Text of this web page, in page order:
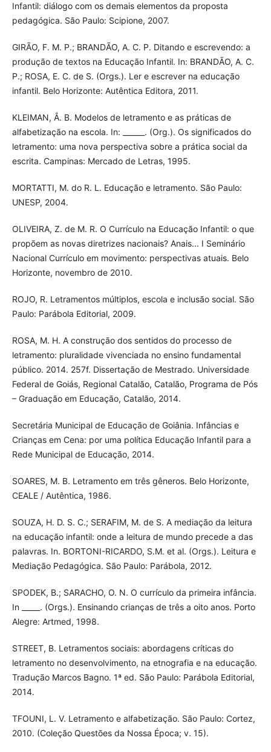
Infantil: diálogo com os demais elementos da proposta
pedagógica. São Paulo: Scipione, 2007.
GIRÃO, F. M. P.; BRANDÃO, A. C. P. Ditando e escrevendo: a
produção de textos na Educação Infantil. In: BRANDÃO, A. C.
P.; ROSA, E. C. de S. (Orgs.). Ler e escrever na educação
infantil. Belo Horizonte: Autêntica Editora, 2011.
KLEIMAN, Â. B. Modelos de letramento e as práticas de
alfabetização na escola. In: ______. (Org.). Os significados do
letramento: uma nova perspectiva sobre a prática social da
escrita. Campinas: Mercado de Letras, 1995.
MORTATTI, M. do R. L. Educação e letramento. São Paulo:
UNESP, 2004.
OLIVEIRA, Z. de M. R. O Currículo na Educação Infantil: o que
propõem as novas diretrizes nacionais? Anais... I Seminário
Nacional Currículo em movimento: perspectivas atuais. Belo
Horizonte, novembro de 2010.
ROJO, R. Letramentos múltiplos, escola e inclusão social. São
Paulo: Parábola Editorial, 2009.
ROSA, M. H. A construção dos sentidos do processo de
letramento: pluralidade vivenciada no ensino fundamental
público. 2014. 257f. Dissertação de Mestrado. Universidade
Federal de Goiás, Regional Catalão, Catalão, Programa de Pós
– Graduação em Educação, Catalão, 2014.
Secretária Municipal de Educação de Goiânia. Infâncias e
Crianças em Cena: por uma política Educação Infantil para a
Rede Municipal de Educação, 2014.
SOARES, M. B. Letramento em três gêneros. Belo Horizonte,
CEALE / Autêntica, 1986.
SOUZA, H. D. S. C.; SERAFIM, M. de S. A mediação da leitura
na educação infantil: onde a leitura de mundo precede a das
palavras. In. BORTONI-RICARDO, S.M. et al. (Orgs.). Leitura e
Mediação Pedagógica. São Paulo: Parábola, 2012.
SPODEK, B.; SARACHO, O. N. O currículo da primeira infância.
In _____. (Orgs.). Ensinando crianças de três a oito anos. Porto
Alegre: Artmed, 1998.
STREET, B. Letramentos sociais: abordagens críticas do
letramento no desenvolvimento, na etnografia e na educação.
Tradução Marcos Bagno. 1ª ed. São Paulo: Parábola Editorial,
2014.
TFOUNI, L. V. Letramento e alfabetização. São Paulo: Cortez,
2010. (Coleção Questões da Nossa Época; v. 15).